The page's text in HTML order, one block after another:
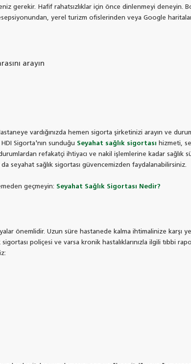
gerekir. Hafif rahatsızlıklar için önce dinlenmeyi deneyin.
yerel turizm ofislerinden veya Google
arayın
vardığınızda hemen sigorta şirketinizi arayın ve
Sigorta'nın sunduğu Seyahat sağlık sigortası hizmeti,
refakatçi ihtiyacı ve nakil işlemlerine kadar sağlık
seyahat sağlık sigortası güvencemizden faydalanabilirsiniz.
geçmeyin: Seyahat Sağlık Sigortası Nedir?
önemlidir. Uzun süre hastanede kalma ihtimalinize
poliçesi ve varsa kronik hastalıklarınızla ilgili tıbbi